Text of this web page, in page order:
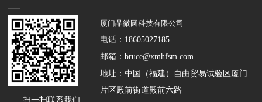
扫一扫联系我们
厦门晶微圆科技有限公司
电话： 18605027185
邮箱：bruce@xmhfsm.com
地址：中国（福建）自由贸易试验区厦门
片区殿前街道殿前六路